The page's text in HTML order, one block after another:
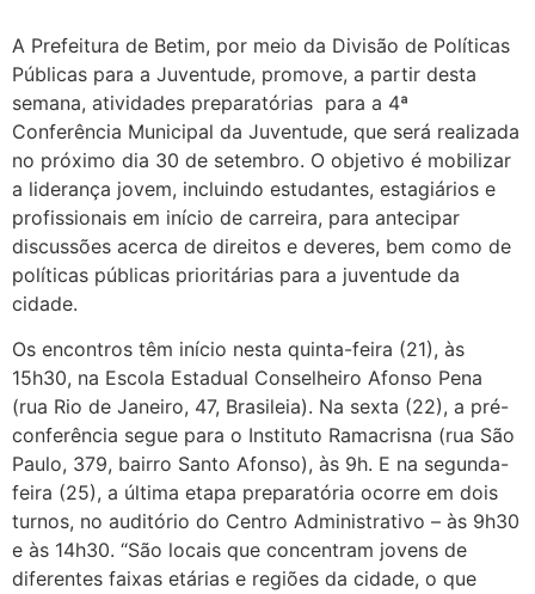
A Prefeitura de Betim, por meio da Divisão de Políticas
Públicas para a Juventude, promove, a partir desta
semana, atividades preparatórias para a 4ª
Conferência Municipal da Juventude, que será realizada
no próximo dia 30 de setembro. O objetivo é mobilizar
a liderança jovem, incluindo estudantes, estagiários e
profissionais em início de carreira, para antecipar
discussões acerca de direitos e deveres, bem como de
políticas públicas prioritárias para a juventude da
cidade.
Os encontros têm início nesta quinta-feira (21), às
15h30, na Escola Estadual Conselheiro Afonso Pena
(rua Rio de Janeiro, 47, Brasileia). Na sexta (22), a pré-
conferência segue para o Instituto Ramacrisna (rua São
Paulo, 379, bairro Santo Afonso), às 9h. E na segunda-
feira (25), a última etapa preparatória ocorre em dois
turnos, no auditório do Centro Administrativo – às 9h30
e às 14h30. “São locais que concentram jovens de
diferentes faixas etárias e regiões da cidade, o que